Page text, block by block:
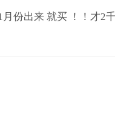
份出来 就买 ！！才2